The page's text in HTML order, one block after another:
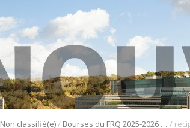
Non classifié(e)/ Bourses du FRQ 2025-2026 : trois étudiantes et un étudiant de l’École de réadaptation sont récipiendaires ! /